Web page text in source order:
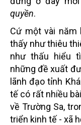
quyền.
Cứ một vài năm
thấy như thiêu
như thấu hiểu
những đề xuất
lãnh đạo tỉnh
tế có rất nhiều
về Trường Sa,
triển kinh tế - xã